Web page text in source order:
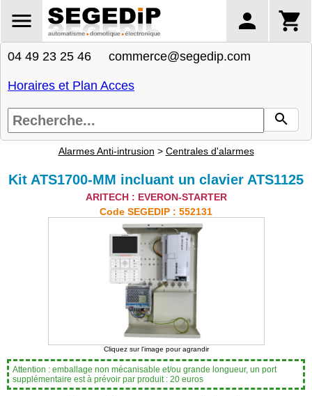
04 49 23 25 46 commerce@segedip.com
Horaires et Plan Acces
Alarmes Anti-intrusion > Centrales d'alarmes
Kit ATS1700-MM incluant un clavier ATS1125
ARITECH : EVERON-STARTER
Code SEGEDIP : 552131
Cliquez sur l'image pour agrandir
Attention : emballage non mécanisable et/ou grande longueur, un port
supplémentaire est à prévoir par produit : 20 euros